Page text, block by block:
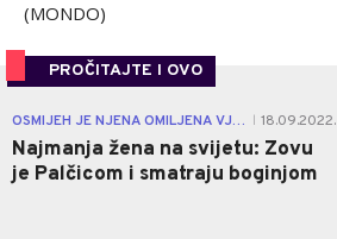
(MONDO)
PROČITAJTE I OVO
OSMIJEH JE NJENA OMILJENA VJEŽBA 18.09.2022.
Najmanja žena na svijetu: Zovu
je Palčicom i smatraju boginjom